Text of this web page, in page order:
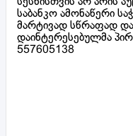
საბანკო ამონაწერი
მარტივად სწრაფად
დაინტერესებულმა
557605138